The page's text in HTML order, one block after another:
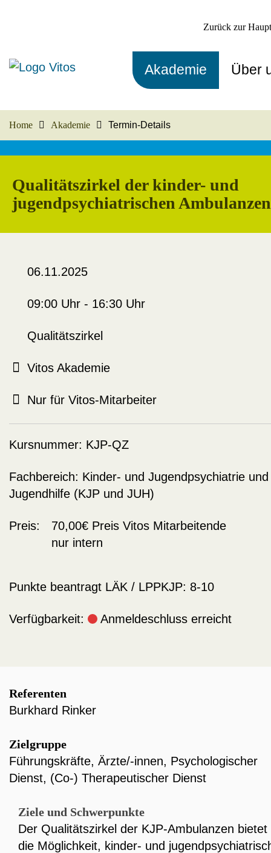
Zurück zur
Akademie Über
Home Akademie Termin-Details
Qualitätszirkel der kinder- und
jugendpsychiatrischen Ambulanzen
06.11.2025
09:00 Uhr - 16:30 Uhr
Qualitätszirkel
Vitos Akademie
Nur für Vitos-Mitarbeiter
Kursnummer: KJP-QZ
Fachbereich: Kinder- und Jugendpsychiatrie und
Jugendhilfe (KJP und JUH)
Preis: 70,00€ Preis Vitos Mitarbeitende
nur intern
Punkte beantragt LÄK / LPPKJP: 8-10
Verfügbarkeit: Anmeldeschluss erreicht
Referenten
Burkhard Rinker
Zielgruppe
Führungskräfte, Ärzte/-innen, Psychologischer
Dienst, (Co-) Therapeutischer Dienst
Ziele und Schwerpunkte
Der Qualitätszirkel der KJP-Ambulanzen bietet
die Möglichkeit, kinder- und